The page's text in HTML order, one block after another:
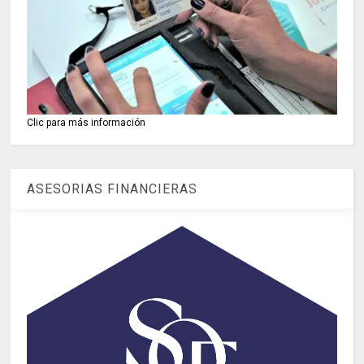
Clic para más información
ASESORIAS FINANCIERAS